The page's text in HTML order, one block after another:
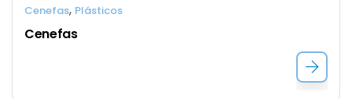
Cenefas, Plásticos
Cenefas